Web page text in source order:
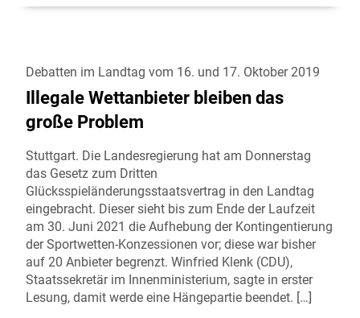
Debatten im Landtag vom 16. und 17. Oktober 2019
Illegale Wettanbieter bleiben das
große Problem
Stuttgart. Die Landesregierung hat am Donnerstag
das Gesetz zum Dritten
Glücksspieländerungsstaatsvertrag in den Landtag
eingebracht. Dieser sieht bis zum Ende der Laufzeit
am 30. Juni 2021 die Aufhebung der Kontingentierung
der Sportwetten-Konzessionen vor; diese war bisher
auf 20 Anbieter begrenzt. Winfried Klenk (CDU),
Staatssekretär im Innenministerium, sagte in erster
Lesung, damit werde eine Hängepartie beendet. […]